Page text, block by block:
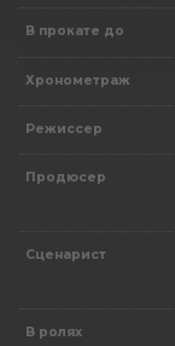
В прокате до
Хронометраж
Режиссер
Продюсер
Сценарист
В ролях